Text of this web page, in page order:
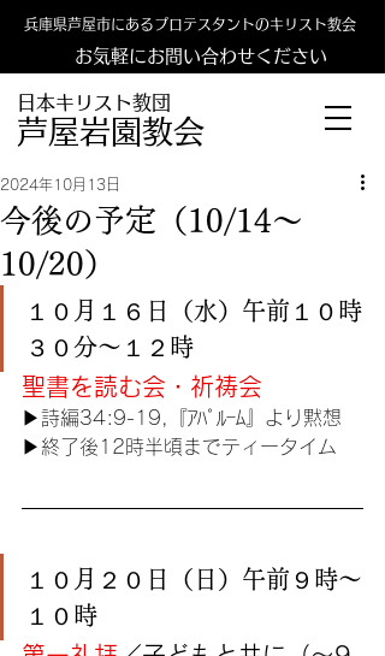
日本キリスト教団
​​芦屋岩園教会
兵庫県芦屋市にあるプロテスタントのキリスト教会
お気軽にお問い合わせください
今後の予定（10/14〜
10/20）
2024年10月13日
１０月１６日（水）午前１０時
３０分〜１２時
聖書を読む会・祈祷会
▶︎詩編34:9-19,『ｱﾊﾟﾙｰﾑ』より黙想
▶︎終了後12時半頃までティータイム
１０月２０日（日）午前９時〜
１０時